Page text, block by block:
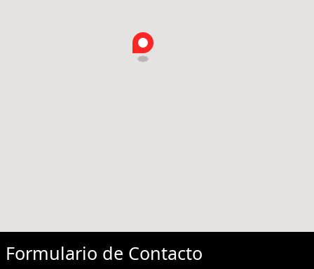
Formulario de Contacto